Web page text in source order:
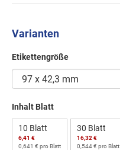
Varianten
Etikettengröße
Inhalt Blatt
10 Blatt
6,41 €
0,641 € pro Blatt
30 Blatt
16,32 €
0,544 € pro Blatt